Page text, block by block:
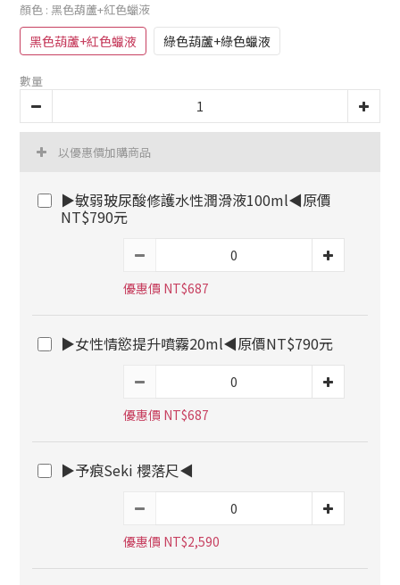
顏色 : 黑色葫蘆+紅色蠟液
黑色葫蘆+紅色蠟液 綠色葫蘆+綠色蠟液
數量
以優惠價加購商品
▶敏弱玻尿酸修護水性潤滑液100ml◀原價
NT$790元
優惠價 NT$687
▶女性情慾提升噴霧20ml◀原價NT$790元
優惠價 NT$687
▶予痕Seki 櫻落尺◀
優惠價 NT$2,590